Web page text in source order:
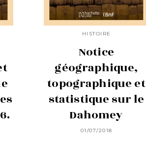
HISTOIRE
Notice
géographique,
topographique et
statistique sur le
Dahomey
01/07/2018